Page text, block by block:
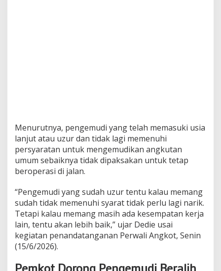
Menurutnya, pengemudi yang telah memasuki usia
lanjut atau uzur dan tidak lagi memenuhi
persyaratan untuk mengemudikan angkutan
umum sebaiknya tidak dipaksakan untuk tetap
beroperasi di jalan.
“Pengemudi yang sudah uzur tentu kalau memang
sudah tidak memenuhi syarat tidak perlu lagi narik.
Tetapi kalau memang masih ada kesempatan kerja
lain, tentu akan lebih baik,” ujar Dedie usai
kegiatan penandatanganan Perwali Angkot, Senin
(15/6/2026).
Pemkot Dorong Pengemudi Beralih